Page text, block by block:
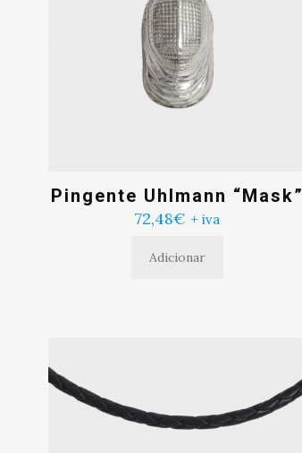
Pingente Uhlmann “Mask”
72,48€ + iva
Adicionar